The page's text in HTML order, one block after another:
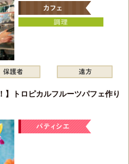
】トロピカルフルーツパフェ作り